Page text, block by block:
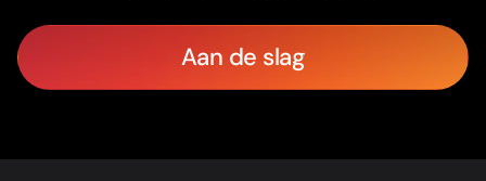
Aan de slag